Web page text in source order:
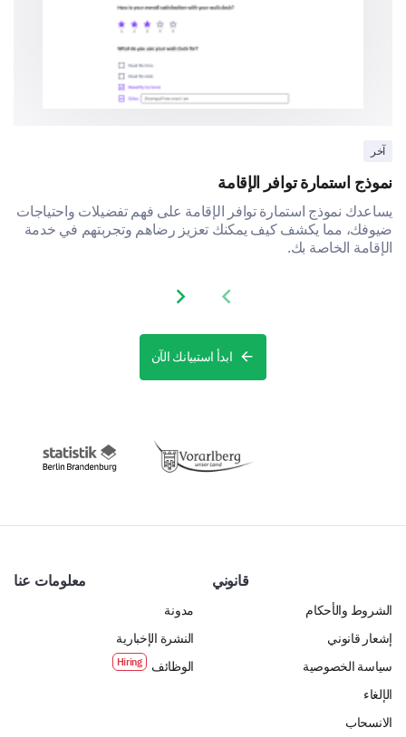
آخر
نموذج استمارة توافر الإقامة
يساعدك نموذج استمارة توافر الإقامة على فهم تفضيلات واحتياجات
ضيوفك، مما يكشف كيف يمكنك تعزيز رضاهم وتجربتهم في خدمة
الإقامة الخاصة بك.
Previous slide
Next slide
ابدأ استبيانك الآن
قانوني
الشروط والأحكام
إشعار قانوني
سياسة الخصوصية
الإلغاء
الانسحاب
معلومات عنا
مدونة
النشرة الإخبارية
الوظائف